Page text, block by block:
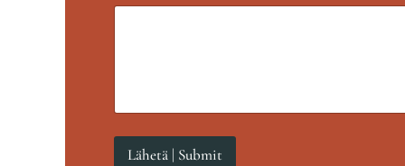
Lähetä | Submit